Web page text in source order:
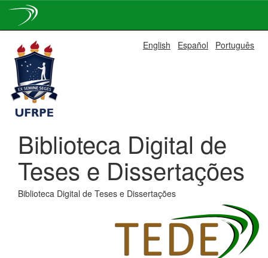
navigation
English Español Português
Biblioteca Digital de
Teses e Dissertações
Biblioteca Digital de Teses e Dissertações